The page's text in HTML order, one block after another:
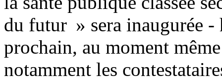
du futur » sera inaugurée -
prochain, au moment
notamment les